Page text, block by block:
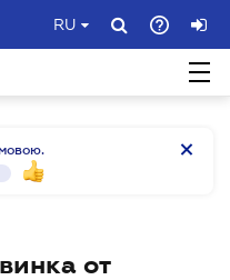
RU
от